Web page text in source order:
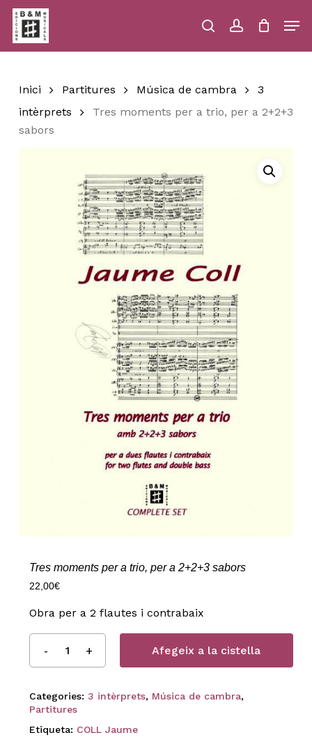
Skip
main
content
searchaccount
Close
Inici Partitures Música de cambra
3
intèrprets
Tres moments per a trio, per a 2+2+3
sabors
Tres moments per a trio, per a 2+2+3 sabors
22,00€
Obra per a 2 flautes i contrabaix
Afegeix a la cistella
Categories: 3 intèrprets, Música de cambra,
Partitures
Etiqueta: COLL Jaume
Menu